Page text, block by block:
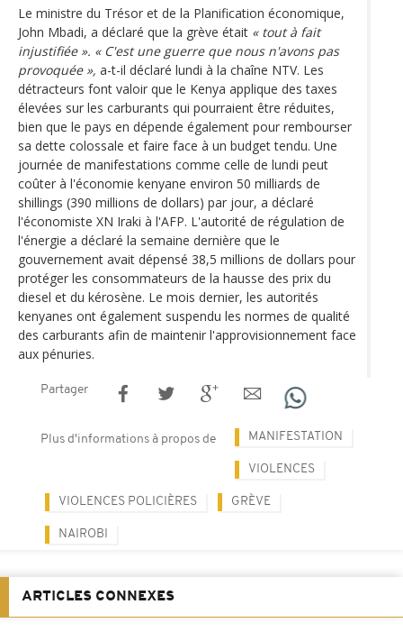
Le ministre du Trésor et de la Planification économique,
John Mbadi, a déclaré que la grève était « tout à fait
injustifiée ». « C'est une guerre que nous n'avons pas
provoquée », a-t-il déclaré lundi à la chaîne NTV. Les
détracteurs font valoir que le Kenya applique des taxes
élevées sur les carburants qui pourraient être réduites,
bien que le pays en dépende également pour rembourser
sa dette colossale et faire face à un budget tendu. Une
journée de manifestations comme celle de lundi peut
coûter à l'économie kenyane environ 50 milliards de
shillings (390 millions de dollars) par jour, a déclaré
l'économiste XN Iraki à l'AFP. L'autorité de régulation de
l'énergie a déclaré la semaine dernière que le
gouvernement avait dépensé 38,5 millions de dollars pour
protéger les consommateurs de la hausse des prix du
diesel et du kérosène. Le mois dernier, les autorités
kenyanes ont également suspendu les normes de qualité
des carburants afin de maintenir l'approvisionnement face
aux pénuries.
Partager
Plus d'informations à propos de MANIFESTATION
VIOLENCES
VIOLENCES POLICIÈRES GRÈVE
NAIROBI
ARTICLES CONNEXES